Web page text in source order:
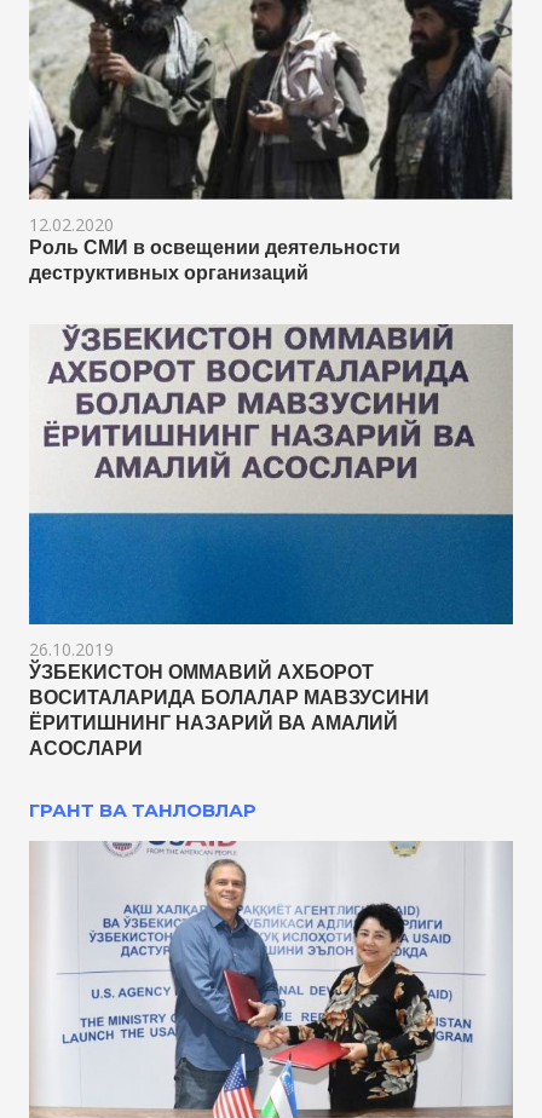
12.02.2020
Роль СМИ в освещении деятельности
деструктивных организаций
26.10.2019
ЎЗБЕКИСТОН ОММАВИЙ АХБОРОТ
ВОСИТАЛАРИДА БОЛАЛАР МАВЗУСИНИ
ЁРИТИШНИНГ НАЗАРИЙ ВА АМАЛИЙ
АСОСЛАРИ
ГРАНТ ВА ТАНЛОВЛАР